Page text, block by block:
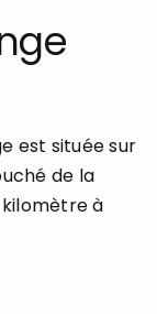
est située sur
de la
kilomètre à